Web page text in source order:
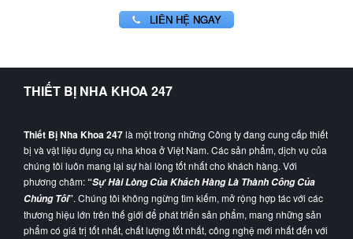
LIÊN HỆ NGAY
THIẾT BỊ NHA KHOA 247
Thiết Bị Nha Khoa 247là một trong những Công ty đang cung cấp thiết
bị và vật liệu dụng cụ nha khoa ở Việt Nam. Các sản phẩm, dịch vụ của
chúng tôi luôn mang lại sự hài lòng tốt nhất cho khách hàng. Với
phương châm:“Sự Hài Lòng Của Khách Hàng Là Thành Công Của
Chúng Tôi”. Chúng tôi không ngừng tìm kiếm, mở rộng hợp tác với các
thương hiệu lớn trên thế giới để phát triển sản phẩm, mang những sản
phẩm có giá trị tốt nhất, chất lượng tốt nhất, công nghệ mới nhất đến với